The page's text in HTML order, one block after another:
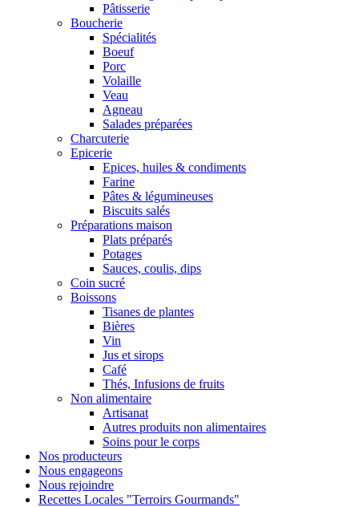
Pâtisserie
Boucherie
Spécialités
Boeuf
Porc
Volaille
Veau
Agneau
Salades préparées
Charcuterie
Epicerie
Epices, huiles & condiments
Farine
Pâtes & légumineuses
Biscuits salés
Préparations maison
Plats préparés
Potages
Sauces, coulis, dips
Coin sucré
Boissons
Tisanes de plantes
Bières
Vin
Jus et sirops
Café
Thés, Infusions de fruits
Non alimentaire
Artisanat
Autres produits non alimentaires
Soins pour le corps
Nos producteurs
Nous engageons
Nous rejoindre
Recettes Locales "Terroirs Gourmands"